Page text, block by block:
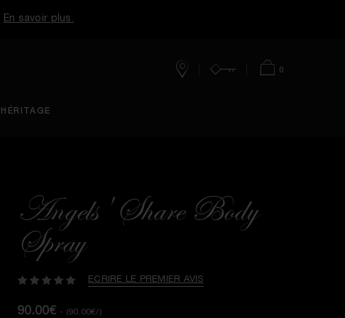
En savoir plus.
0
HÉRITAGE
Angels' Share Body
Spray
ECRIRE LE PREMIER AVIS
90.00€ - (90.00€/)